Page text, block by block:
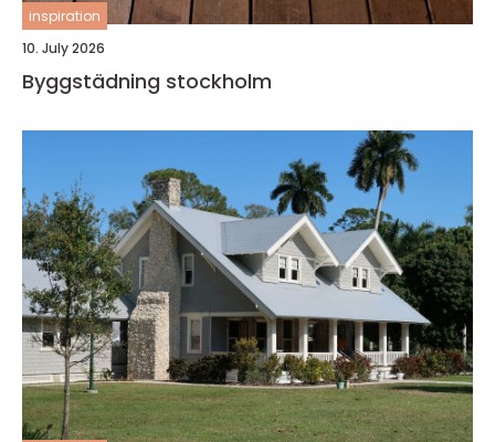
inspiration
10. July 2026
Byggstädning stockholm